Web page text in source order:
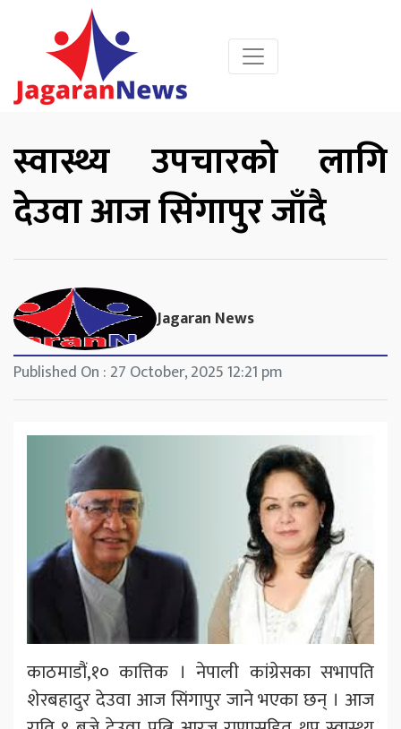
स्वास्थ्य उपचारको लागि
देउवा आज सिंगापुर जाँदै
Jagaran News
Published On : 27 October, 2025 12:21 pm
काठमाडौं,१० कात्तिक । नेपाली कांग्रेसका सभापति
शेरबहादुर देउवा आज सिंगापुर जाने भएका छन् । आज